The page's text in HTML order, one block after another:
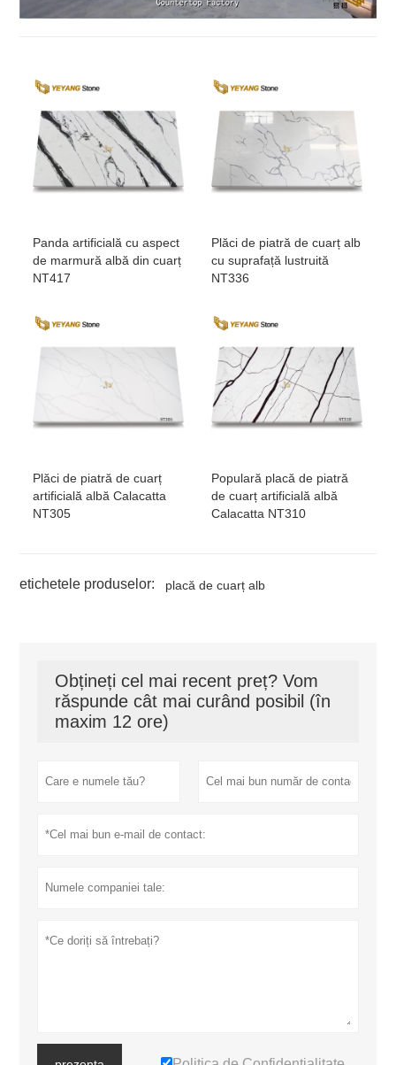
Panda artificială cu aspect
de marmură albă din cuarț
NT417
Plăci de piatră de cuarț alb
cu suprafață lustruită
NT336
Plăci de piatră de cuarț
artificială albă Calacatta
NT305
Populară placă de piatră
de cuarț artificială albă
Calacatta NT310
etichetele produselor: placă de cuarț alb
Obțineți cel mai recent preț? Vom
răspunde cât mai curând posibil (în
maxim 12 ore)